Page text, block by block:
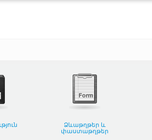
Ձևաթղթեր և
փաստաթղթեր